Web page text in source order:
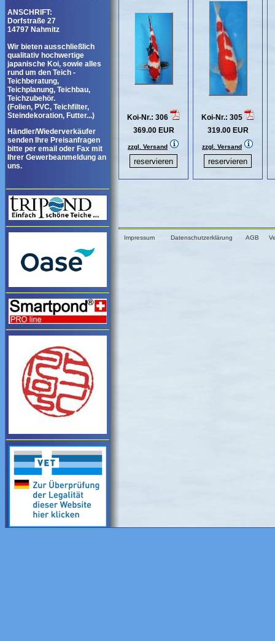
ANSCHRIFT:
Dorfstraße 27
14797 Nahmitz
Wir bieten ausschließlich
qualitativ hochwertige
japanische Koi, sowie alles
rund um den Teich -
Teichberatung,
Teichplanung, Teichbau,
Teichzubehör.
(Folien, PVC, Teichfilter,
Steindekoration, Futter...)
Händler/Wiederverkäufer
senden Ihre Preisanfragen
bitte per email oder Fax mit
Ihrer Gewerbeanmeldung an
uns.
Koi-Nr.: 306
369.00 EUR
zzgl. Versand
Koi-Nr.: 305
319.00 EUR
zzgl. Versand
Impressum Datenschutzerklärung AGB